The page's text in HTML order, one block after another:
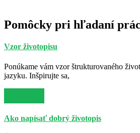
Pomôcky pri hľadaní
Vzor životopisu
Ponúkame vám vzor štrukturovaného
jazyku. Inšpirujte sa,
Ako napísať dobrý životopis